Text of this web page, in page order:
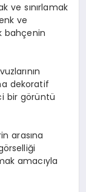
ve sınırlamak
ve
bahçenin
dekoratif
bir görüntü
arasına
amacıyla